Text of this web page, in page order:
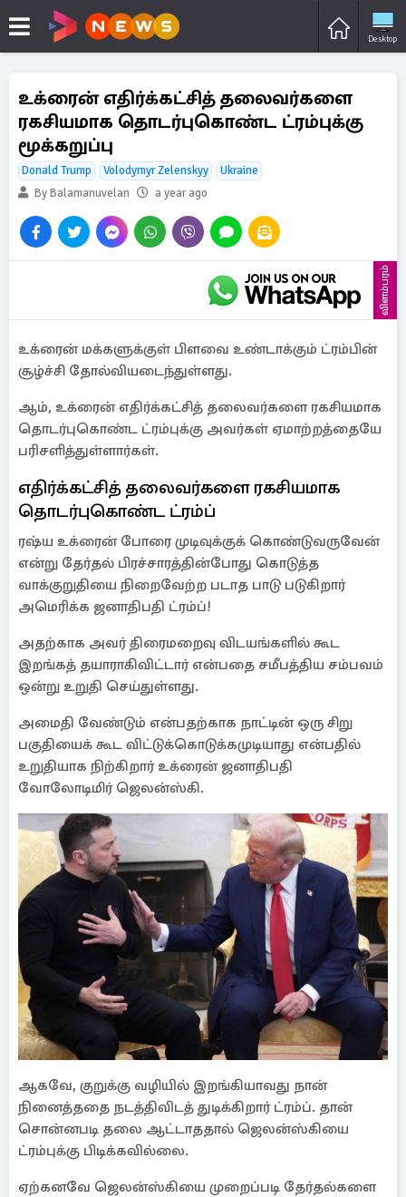
Desktop
உக்ரைன் எதிர்க்கட்சித் தலைவர்களை
ரகசியமாக தொடர்புகொண்ட ட்ரம்புக்கு
மூக்கறுப்பு
Donald Trump Volodymyr Zelenskyy
Ukraine
By Balamanuvelan
a year ago
விளம்பரம்
உக்ரைன் மக்களுக்குள் பிளவை உண்டாக்கும் ட்ரம்பின்
சூழ்ச்சி தோல்வியடைந்துள்ளது.
ஆம், உக்ரைன் எதிர்க்கட்சித் தலைவர்களை ரகசியமாக
தொடர்புகொண்ட ட்ரம்புக்கு அவர்கள் ஏமாற்றத்தையே
பரிசளித்துள்ளார்கள்.
எதிர்க்கட்சித் தலைவர்களை ரகசியமாக
தொடர்புகொண்ட ட்ரம்ப்
ரஷ்ய உக்ரைன் போரை முடிவுக்குக் கொண்டுவருவேன்
என்று தேர்தல் பிரச்சாரத்தின்போது கொடுத்த
வாக்குறுதியை நிறைவேற்ற படாத பாடு படுகிறார்
அமெரிக்க ஜனாதிபதி ட்ரம்ப்!
அதற்காக அவர் திரைமறைவு விடயங்களில் கூட
இறங்கத் தயாராகிவிட்டார் என்பதை சமீபத்திய சம்பவம்
ஒன்று உறுதி செய்துள்ளது.
அமைதி வேண்டும் என்பதற்காக நாட்டின் ஒரு சிறு
பகுதியைக் கூட விட்டுக்கொடுக்கமுடியாது என்பதில்
உறுதியாக நிற்கிறார் உக்ரைன் ஜனாதிபதி
வோலோடிமிர் ஜெலன்ஸ்கி.
ஆகவே, குறுக்கு வழியில் இறங்கியாவது நான்
நினைத்ததை நடத்திவிடத் துடிக்கிறார் ட்ரம்ப். தான்
சொன்னபடி தலை ஆட்டாததால் ஜெலன்ஸ்கியை
ட்ரம்புக்கு பிடிக்கவில்லை.
ஏற்கனவே ஜெலன்ஸ்கியை முறைப்படி தேர்தல்களை